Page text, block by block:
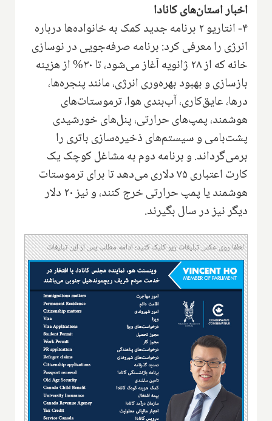
اخبار استان‌های کانادا
۴- انتاریو ۲ برنامه جدید کمک به خانواده‌ها درباره
انرژی را معرفی کرد: برنامه صرفه‌جویی در نوسازی
خانه که از ۲۸ ژانویه آغاز می‌شود، تا ۳۰% از هزینه
بازسازی و بهبود بهره‌وری انرژی، مانند پنجره‌ها،
درها، عایق‌کاری، آب‌بندی هوا، ترموستات‌های
هوشمند، پمپ‌های حرارتی، پنل‌های خورشیدی
پشت‌بامی و سیستم‌های ذخیره‌سازی باتری را
برمی‌گرداند. و برنامه دوم به مشاغل کوچک یک
کارت اعتباری ۷۵ دلاری می‌دهد تا برای ترموستات
هوشمند یا پمپ حرارتی خرج کنند، و نیز ۲۰ دلار
دیگر نیز در سال بگیرند.
لطفا روی عکس تبلیغات زیر کلیک کنید؛ ادامه مطلب پس از این تبلیغات